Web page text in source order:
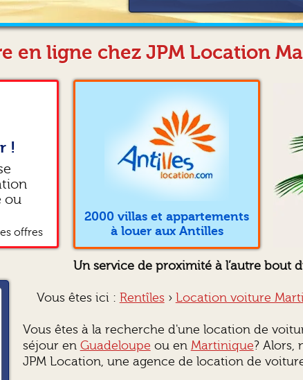
en ligne chez JPM Location
!
ou
offres
2000 villas et appartements
à louer aux Antilles
Un service de proximité à l’autre bout
Vous êtes ici : Rentîles › Location voiture
Vous êtes à la recherche d'une location de
séjour en Guadeloupe ou en Martinique? Alors,
JPM Location, une agence de location de